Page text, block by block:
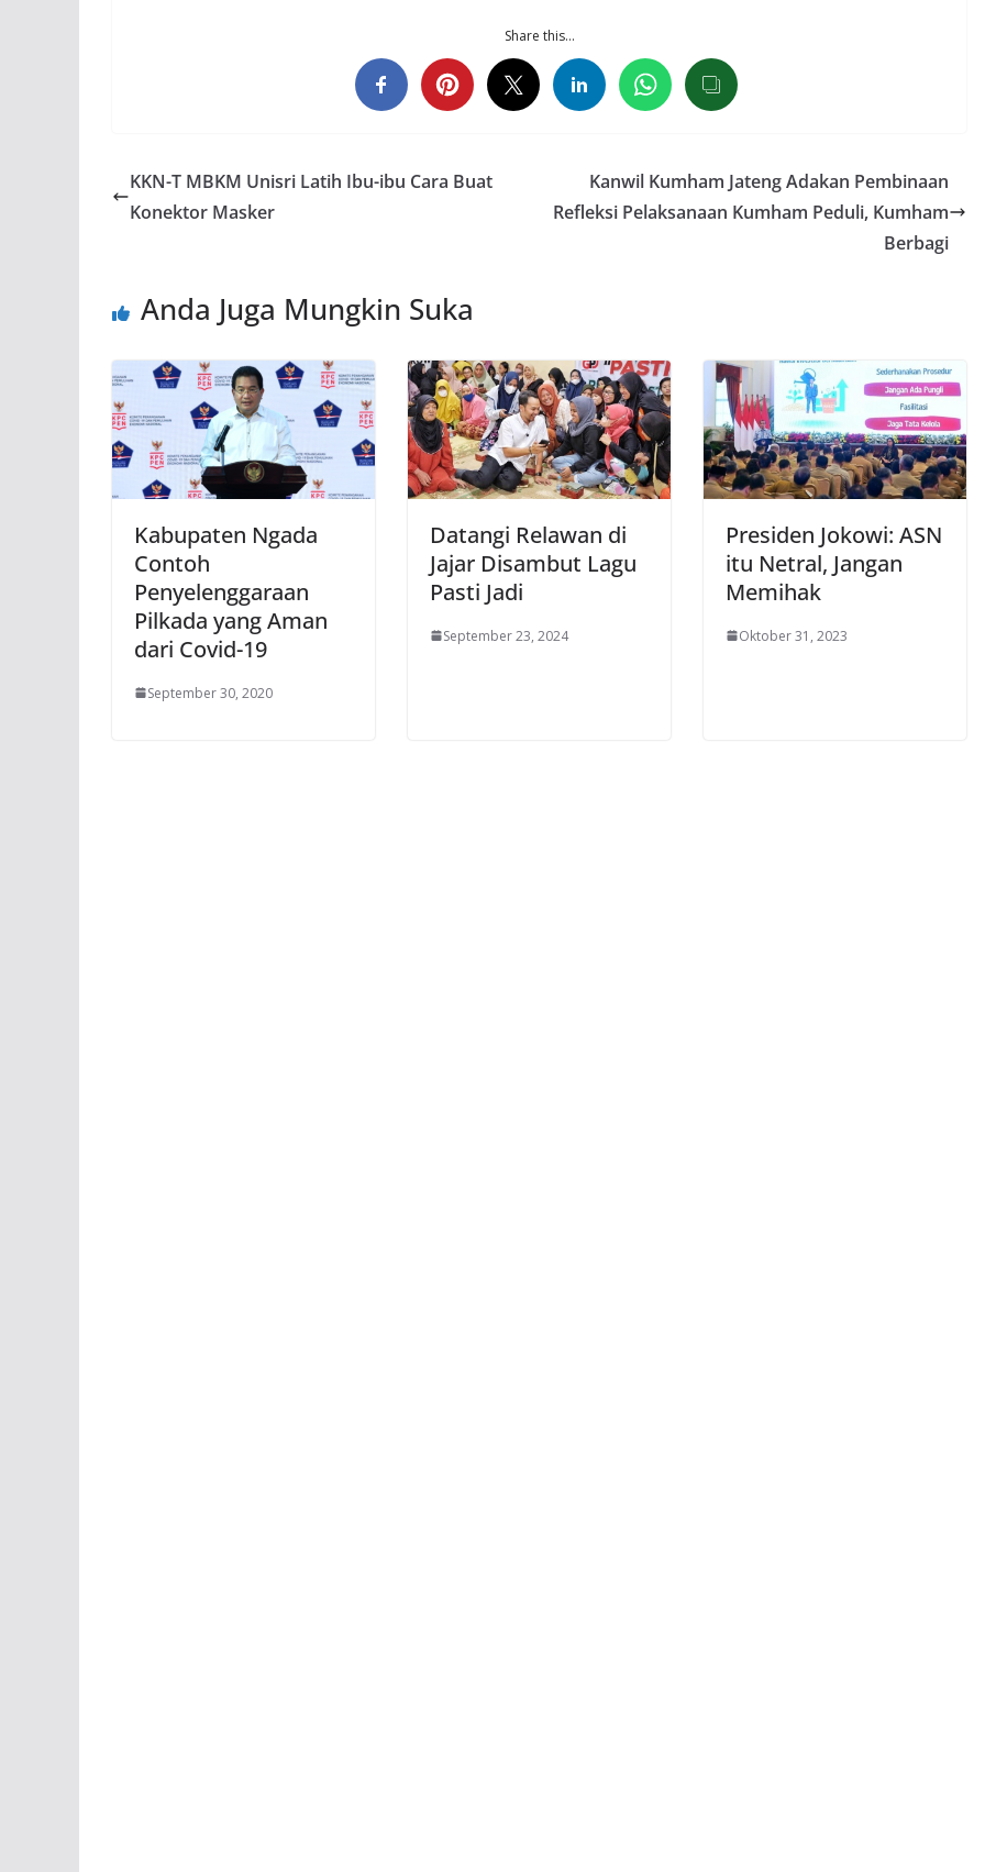
Share this…
KKN-T MBKM Unisri Latih Ibu-ibu Cara Buat
Konektor Masker
Kanwil Kumham Jateng Adakan Pembinaan
Refleksi Pelaksanaan Kumham Peduli, Kumham
Berbagi
Anda Juga Mungkin Suka
Kabupaten Ngada
Contoh
Penyelenggaraan
Pilkada yang Aman
dari Covid-19
September 30, 2020
Datangi Relawan di
Jajar Disambut Lagu
Pasti Jadi
September 23, 2024
Presiden Jokowi: ASN
itu Netral, Jangan
Memihak
Oktober 31, 2023